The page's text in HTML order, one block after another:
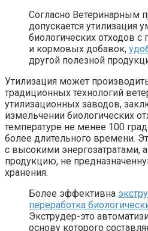
Согласно Ветеринарным
допускается утилизация
биологических отходов
и кормовых добавок,
другой полезной
Утилизация может
традиционных технологий
утилизационных заводов,
измельчении биологических
температуре не менее 100
более длительного времени.
с высокими энергозатратами,
продукцию, не
хранения.
Более эффективна
переработка
Экструдер-это
основу которого